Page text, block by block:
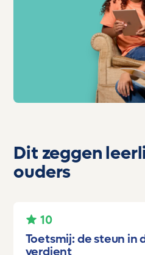
Dit zeggen
ouders
10
Toetsmij: de steun in
verdient